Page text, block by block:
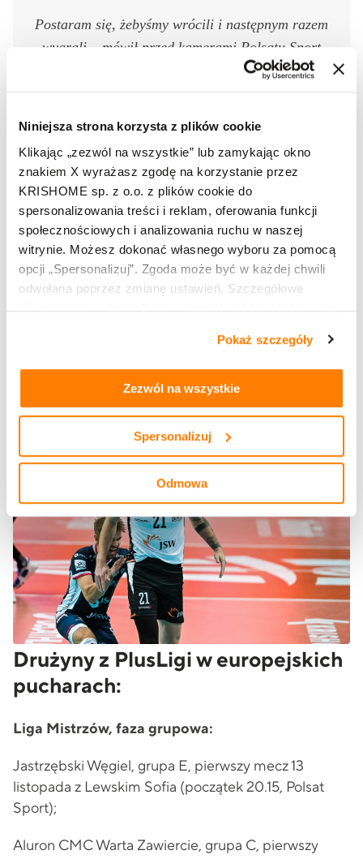
Niniejsza strona korzysta z plików cookie
Klikając „zezwól na wszystkie” lub zamykając okno
znakiem X wyrażasz zgodę na korzystanie przez
KRISHOME sp. z o.o. z plików cookie do
spersonalizowania treści i reklam, oferowania funkcji
społecznościowych i analizowania ruchu w naszej
witrynie. Możesz dokonać własnego wyboru za pomocą
opcji „Spersonalizuj”. Zgoda może być w każdej chwili
odwołana poprzez zmianę ustawień. Szczegółowe
informacje o rodzajach stosowanych plików cookie oraz
tym, jak korzystasz z naszej witryny, znajdziesz w
zakładkach „szczegóły”, „o plikach cookie” orazPolityce
prywatności i cookies.
Pokaż szczegóły
Zezwól na wszystkie
Spersonalizuj
Odmowa
Postaram się, żebyśmy wrócili i następnym razem
wygrali – mówił przed kamerami Polsatu Sport
Tomasz Fornal, przyjmujący Jastrzębskiego Węgla
po porażce w wielkim finale Ligi Mistrzów 2024.
drużyna z Włoch była dużo lepsza i zasłużenie
wygrała. Dziś trzeba sobie spojrzeć w lustro i
powiedzieć, że po prostu byliśmy drużyną słabszą
– dodał wicemistrz olimpijski. Polskie drużyny z
pewnością mają apetyt na kolejne sukcesy, a w
Lidze Mistrzów każda z naszych ekip ma
potencjał, by grać do samego końca.
Tomasz Fornal
Drużyny z PlusLigi w europejskich
pucharach:
Liga Mistrzów, faza grupowa:
Jastrzębski Węgiel, grupa E, pierwszy mecz 13
listopada z Lewskim Sofia (początek 20.15, Polsat
Sport);
Aluron CMC Warta Zawiercie, grupa C, pierwszy